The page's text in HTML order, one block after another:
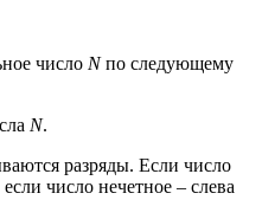
число Nпо следующему
N.
разряды. Если число
число нечетное – слева